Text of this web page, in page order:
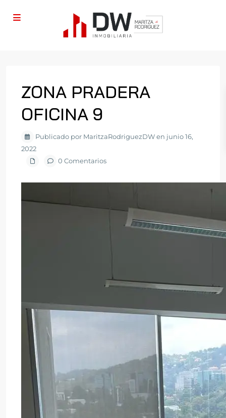
ZONA PRADERA
OFICINA 9
Publicado por MaritzaRodriguezDW en junio 16,
2022
0 Comentarios